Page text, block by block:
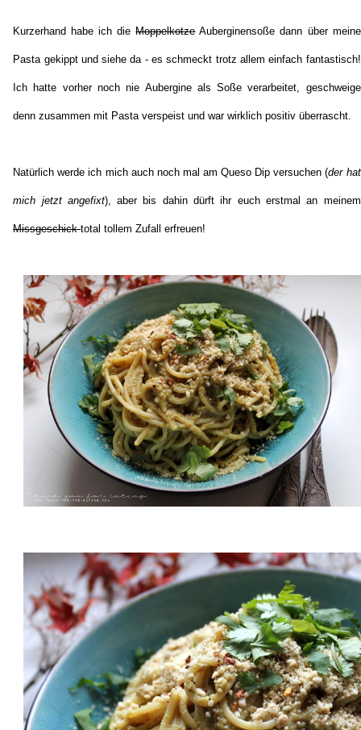
Kurzerhand habe ich dieMoppelkotzeAuberginensoße dann über meine
Pasta gekippt und siehe da - es schmeckt trotz allem einfach fantastisch!
Ich hatte vorher noch nie Aubergine als Soße verarbeitet, geschweige
denn zusammen mit Pasta verspeist und war wirklich positiv überrascht.
Natürlich werde ich mich auch noch mal am Queso Dip versuchen (der hat
mich jetzt angefixt), aber bis dahin dürft ihr euch erstmal an meinem
Missgeschicktotal tollem Zufall erfreuen!